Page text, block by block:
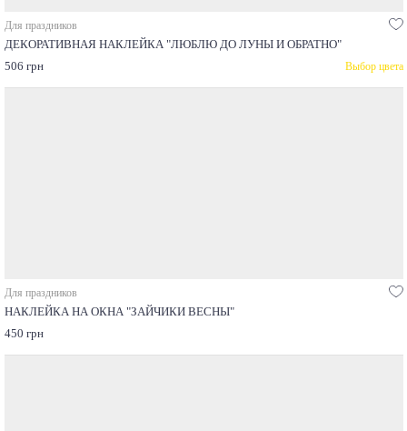
Для праздников
ДЕКОРАТИВНАЯ НАКЛЕЙКА "ЛЮБЛЮ ДО ЛУНЫ И ОБРАТНО"
506 грн
Выбор цвета
Для праздников
НАКЛЕЙКА НА ОКНА "ЗАЙЧИКИ ВЕСНЫ"
450 грн